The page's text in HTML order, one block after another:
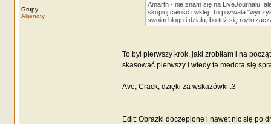
Grupy:
Alijenoty
Amarth - nie znam się na LiveJournalu,
skopiuj całość i wklej. To pozwala
swoim blogu i działa, bo też się
To był pierwszy krok, jaki zrobiłam i na
skasować pierwszy i wtedy ta medota się
Ave, Crack, dzięki za wskazówki :3
Edit: Obrazki doczepione i nawet nic się po